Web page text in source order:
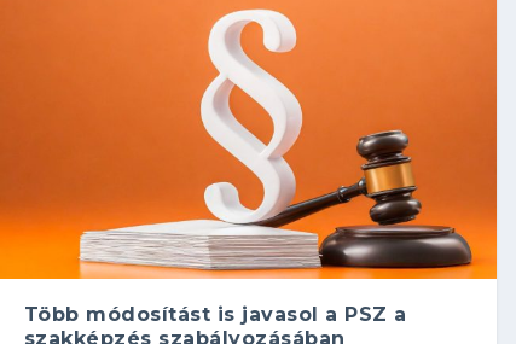
Több módosítást is javasol a PSZ a
szakképzés szabályozásában